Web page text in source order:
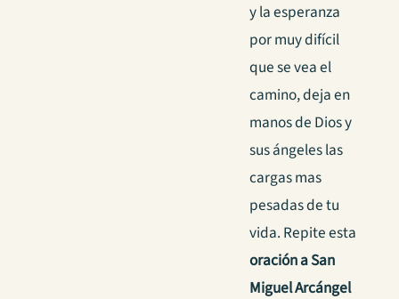
y la esperanza
por muy difícil
que se vea el
camino, deja en
manos de Dios y
sus ángeles las
cargas mas
pesadas de tu
vida. Repite esta
oración a San
Miguel Arcángel